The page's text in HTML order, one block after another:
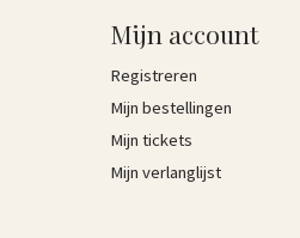
Mijn account
Registreren
Mijn bestellingen
Mijn tickets
Mijn verlanglijst